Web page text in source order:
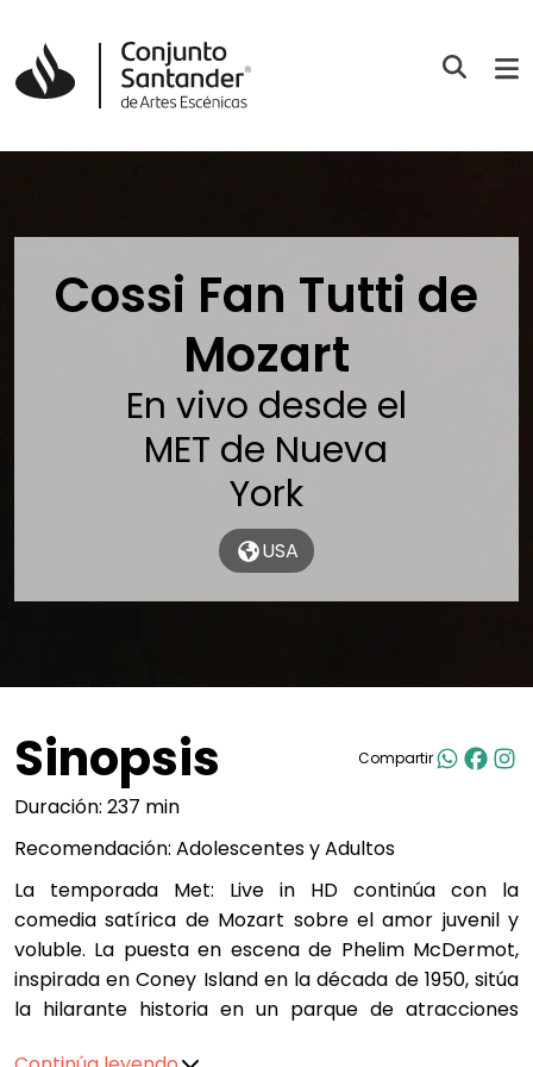
Cossi Fan Tutti de
Mozart
En vivo desde el
MET de Nueva
York
USA
Sinopsis Compartir
Duración: 237 min
Recomendación: Adolescentes y Adultos
La temporada Met: Live in HD continúa con la
comedia satírica de Mozart sobre el amor juvenil y
voluble. La puesta en escena de Phelim McDermot,
inspirada en Coney Island en la década de 1950, sitúa
la hilarante historia en un parque de atracciones